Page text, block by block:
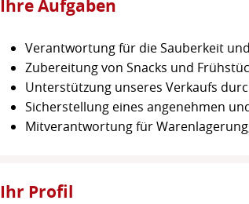
Ihre Aufgaben
Verantwortung für die Sauberkeit
Zubereitung von Snacks und
Unterstützung unseres Verkaufs
Sicherstellung eines angenehmen
Mitverantwortung für
Ihr Profil